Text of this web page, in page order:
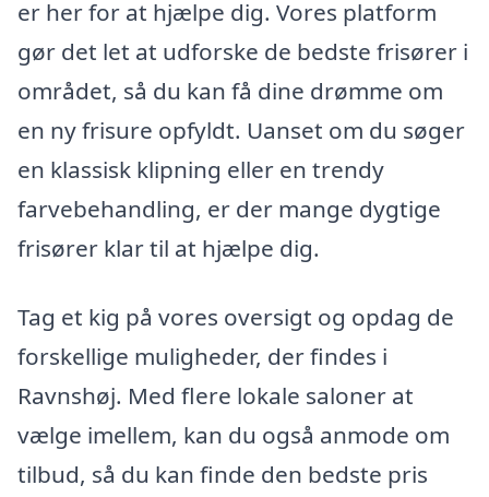
er her for at hjælpe dig. Vores platform
gør det let at udforske de bedste frisører i
området, så du kan få dine drømme om
en ny frisure opfyldt. Uanset om du søger
en klassisk klipning eller en trendy
farvebehandling, er der mange dygtige
frisører klar til at hjælpe dig.
Tag et kig på vores oversigt og opdag de
forskellige muligheder, der findes i
Ravnshøj. Med flere lokale saloner at
vælge imellem, kan du også anmode om
tilbud, så du kan finde den bedste pris